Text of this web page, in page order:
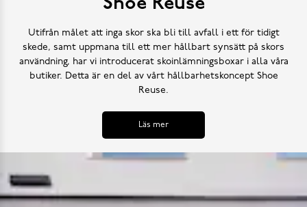
Shoe Reuse
Utifrån målet att inga skor ska bli till avfall i ett för tidigt
skede, samt uppmana till ett mer hållbart synsätt på skors
användning, har vi introducerat skoinlämningsboxar i alla våra
butiker. Detta är en del av vårt hållbarhetskoncept Shoe
Reuse.
Läs mer